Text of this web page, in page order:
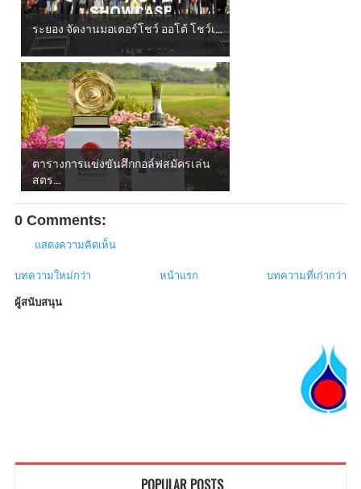
ระยอง จัดงานมอเตอร์โชว์ ออโต้ โชว์เ...
ตารางการแข่งขันศึกกอล์ฟสมัครเล่น
สตร...
0 Comments:
แสดงความคิดเห็น
บทความใหม่กว่า บทความที่เก่ากว่า
หน้าแรก
ผู้สนับสนุน